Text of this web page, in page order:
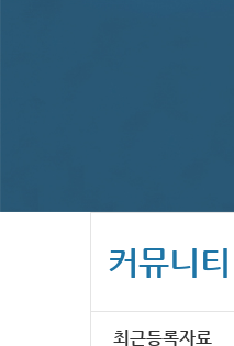
커뮤니티
최근등록자료